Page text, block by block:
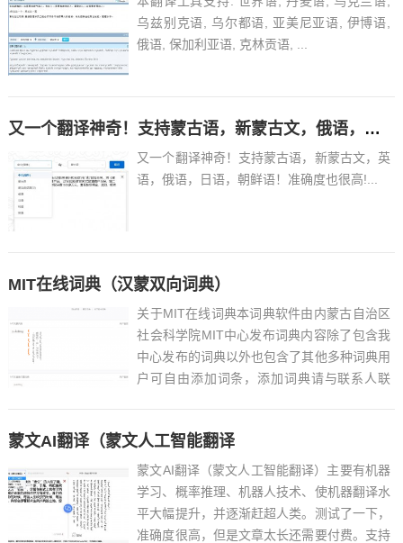
乌兹别克语, 乌尔都语, 亚美尼亚语, 伊博语,
俄语, 保加利亚语, 克林贡语, ...
又一个翻译神奇！支持蒙古语，新蒙古文，俄语，日语，朝鲜语！
又一个翻译神奇！支持蒙古语，新蒙古文，英
语，俄语，日语，朝鲜语！准确度也很高!...
MIT在线词典（汉蒙双向词典）
关于MIT在线词典本词典软件由内蒙古自治区
社会科学院MIT中心发布词典内容除了包含我
中心发布的词典以外也包含了其他多种词典用
户可自由添加词条，添加词典请与联系人联
蒙文AI翻译（蒙文人工智能翻译
蒙文AI翻译（蒙文人工智能翻译）主要有机器
学习、概率推理、机器人技术、使机器翻译水
平大幅提升，并逐渐赶超人类。测试了一下，
准确度很高，但是文章太长还需要付费。支持